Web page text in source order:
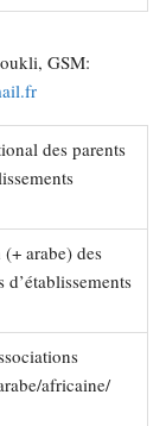
GSM:
des parents
arabe) des
d’établissements
africaine/